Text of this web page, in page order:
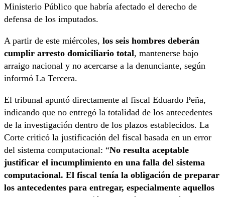
Ministerio Público que habría afectado el derecho de
defensa de los imputados.
A partir de este miércoles, los seis hombres deberán
cumplir arresto domiciliario total, mantenerse bajo
arraigo nacional y no acercarse a la denunciante, según
informó La Tercera.
El tribunal apuntó directamente al fiscal Eduardo Peña,
indicando que no entregó la totalidad de los antecedentes
de la investigación dentro de los plazos establecidos. La
Corte criticó la justificación del fiscal basada en un error
del sistema computacional: “No resulta aceptable
justificar el incumplimiento en una falla del sistema
computacional. El fiscal tenía la obligación de preparar
los antecedentes para entregar, especialmente aquellos